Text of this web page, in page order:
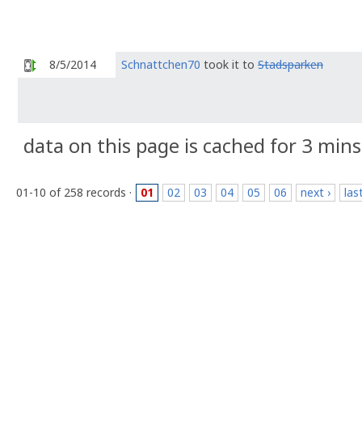
8/5/2014 Schnattchen70 took it to Stadsparken
data on this page is cached for 3 mins
01-10 of 258 records · 01 02 03 04 05 06 next ›